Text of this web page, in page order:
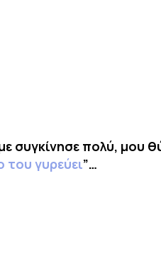
συγκίνησε πολύ, μου
του γυρεύει”…